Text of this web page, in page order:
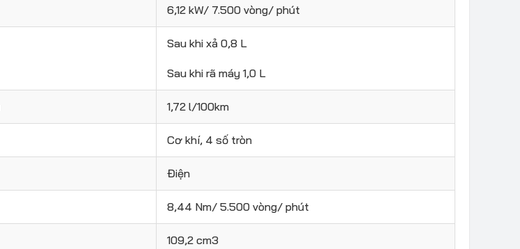
6,12 kW/ 7.500 vòng/ phút
Sau khi xả 0,8 L
Sau khi rã máy 1,0 L
1,72 l/100km
Cơ khí, 4 số tròn
Điện
8,44 Nm/ 5.500 vòng/ phút
109,2 cm3